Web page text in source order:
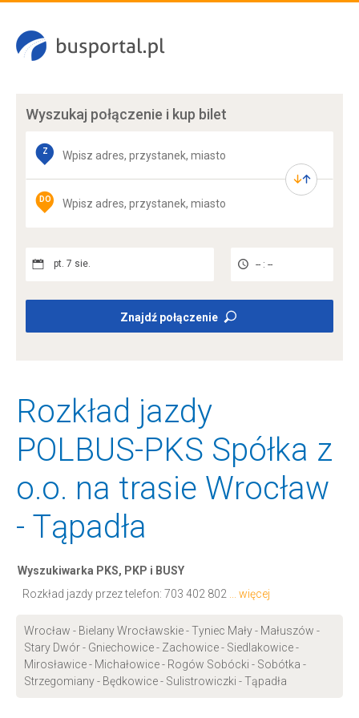
Wyszukaj połączenie i kup bilet
Z
DO
pt. 7 sie. -- : --
Znajdź połączenie
Rozkład jazdy
POLBUS-PKS Spółka z
o.o. na trasie Wrocław
- Tąpadła
Wyszukiwarka PKS, PKP i BUSY
Rozkład jazdy przez telefon: 703 402 802 ... więcej
Wrocław - Bielany Wrocławskie - Tyniec Mały - Małuszów -
Stary Dwór - Gniechowice - Zachowice - Siedlakowice -
Mirosławice - Michałowice - Rogów Sobócki - Sobótka -
Strzegomiany - Będkowice - Sulistrowiczki - Tąpadła